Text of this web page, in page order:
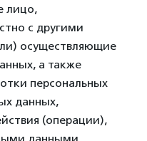
лицо,
с другими
осуществляющие
а также
персональных
данных,
(операции),